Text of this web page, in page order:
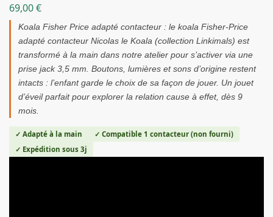
69,00€
Koala Fisher Price adapté contacteur : le koala Fisher-Price
adapté contacteur Nicolas le Koala (collection Linkimals) est
transformé à la main dans notre atelier pour s’activer via une
prise jack 3,5 mm. Boutons, lumières et sons d’origine restent
intacts : l’enfant garde le choix de sa façon de jouer. Un jouet
d’éveil parfait pour explorer la relation cause à effet, dès 9
mois.
✓ Adapté à la main
✓ Compatible 1 contacteur (non fourni)
✓ Expédition sous 3j